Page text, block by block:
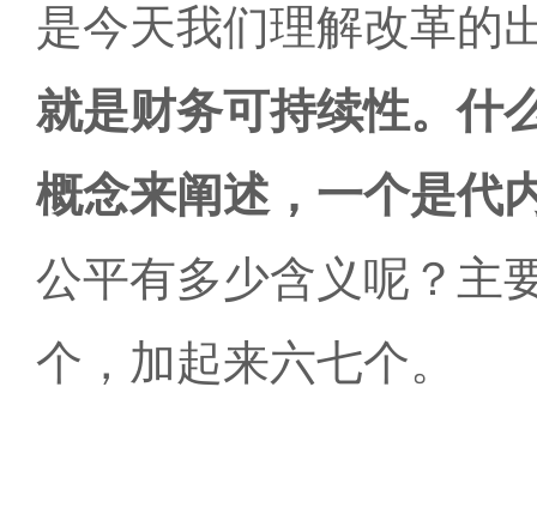
是今天我们理解改革的
就是财务可持续性。什
概念来阐述，一个是代
公平有多少含义呢？主
个，加起来六七个。